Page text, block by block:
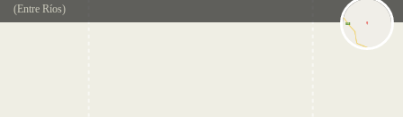
(Entre Ríos)